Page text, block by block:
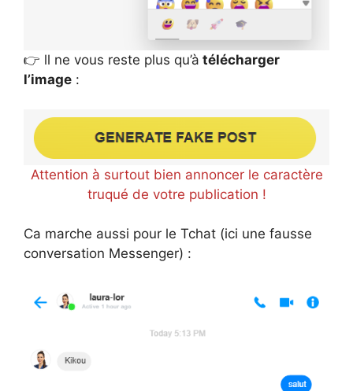
👉 ll ne vous reste plus qu’à télécharger
l’image :
Attention à surtout bien annoncer le caractère
truqué de votre publication !
Ca marche aussi pour le Tchat (ici une fausse
conversation Messenger) :